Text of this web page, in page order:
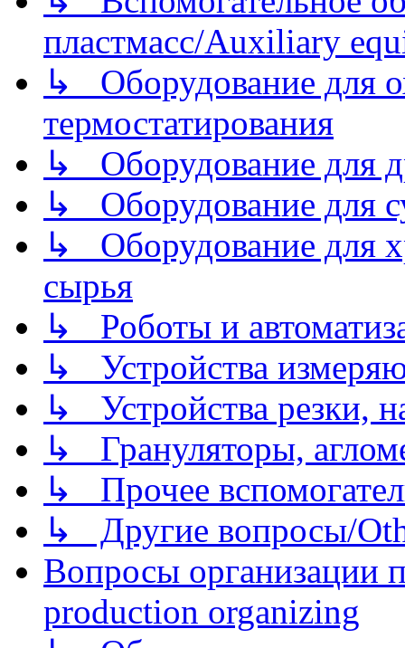
пластмасс/Auxiliary
↳ Оборудование для
термостатирования
↳ Оборудование для
↳ Оборудование для
↳ Оборудование для
сырья
↳ Роботы и
↳ Устройства
↳ Устройства резки,
↳ Грануляторы,
↳ Прочее
↳ Другие вопросы/
Вопросы организации
production organizing